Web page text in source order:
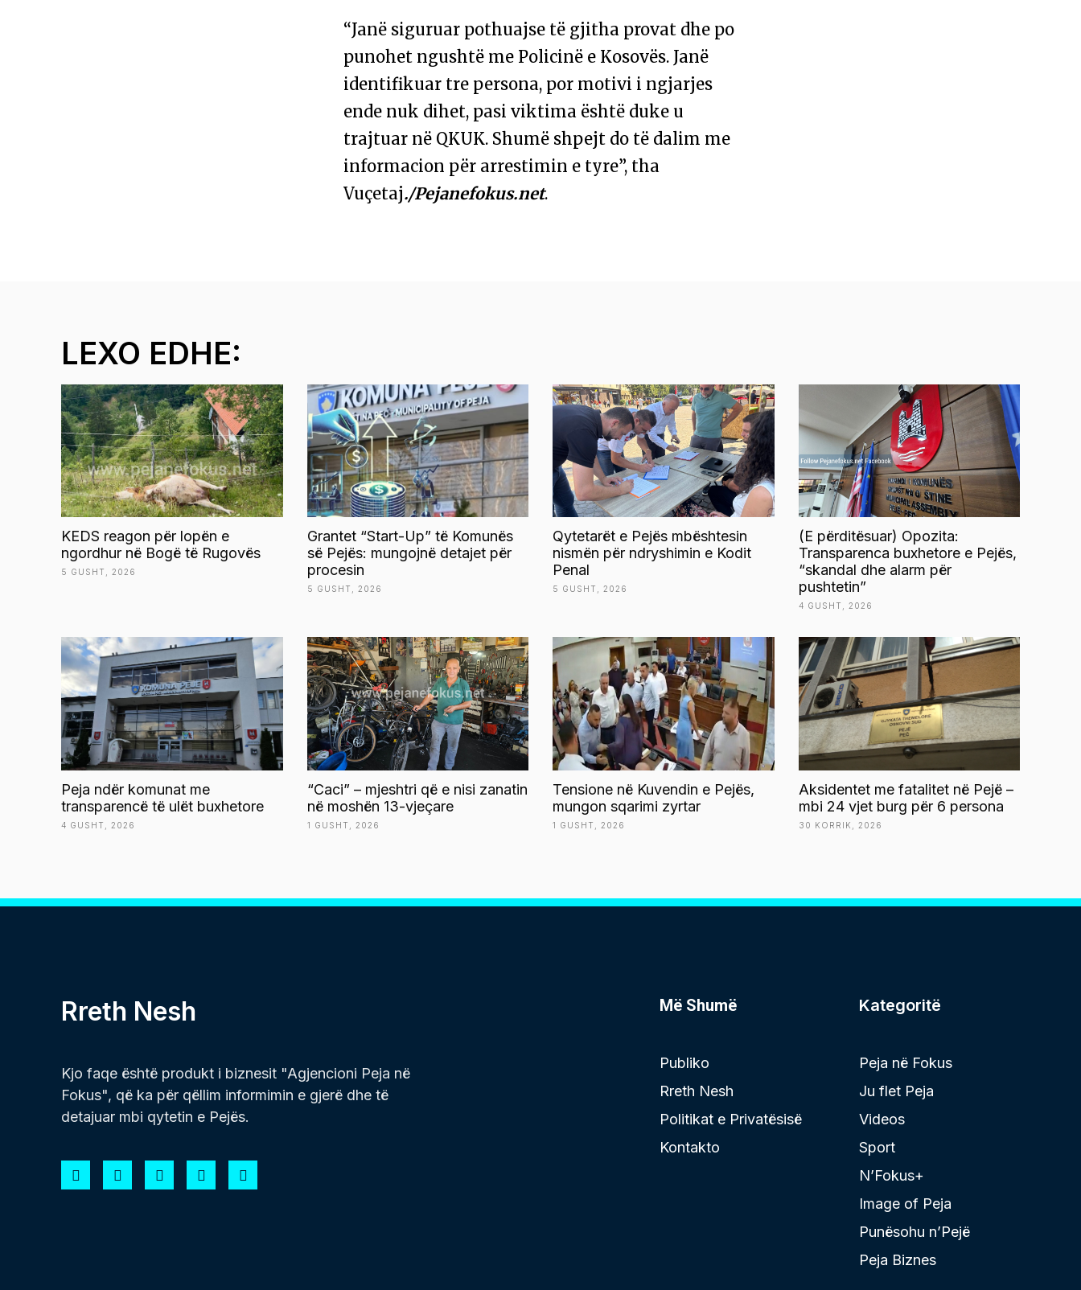
“Janë siguruar pothuajse të gjitha provat dhe po
punohet ngushtë me Policinë e Kosovës. Janë
identifikuar tre persona, por motivi i ngjarjes
ende nuk dihet, pasi viktima është duke u
trajtuar në QKUK. Shumë shpejt do të dalim me
informacion për arrestimin e tyre”, tha
Vuçetaj./Pejanefokus.net.
LEXO EDHE:
KEDS reagon për lopën e
ngordhur në Bogë të Rugovës
5 GUSHT, 2026
Grantet “Start-Up” të Komunës
së Pejës: mungojnë detajet për
procesin
5 GUSHT, 2026
Qytetarët e Pejës mbështesin
nismën për ndryshimin e Kodit
Penal
5 GUSHT, 2026
(E përditësuar) Opozita:
Transparenca buxhetore e Pejës,
“skandal dhe alarm për
pushtetin”
4 GUSHT, 2026
Peja ndër komunat me
transparencë të ulët buxhetore
4 GUSHT, 2026
“Caci” – mjeshtri që e nisi zanatin
në moshën 13-vjeçare
1 GUSHT, 2026
Tensione në Kuvendin e Pejës,
mungon sqarimi zyrtar
1 GUSHT, 2026
Aksidentet me fatalitet në Pejë –
mbi 24 vjet burg për 6 persona
30 KORRIK, 2026
Rreth Nesh
Kjo faqe është produkt i biznesit "Agjencioni Peja në
Fokus", që ka për qëllim informimin e gjerë dhe të
detajuar mbi qytetin e Pejës.
Më Shumë
Publiko
Rreth Nesh
Politikat e Privatësisë
Kontakto
Kategoritë
Peja në Fokus
Ju flet Peja
Videos
Sport
N’Fokus+
Image of Peja
Punësohu n’Pejë
Peja Biznes